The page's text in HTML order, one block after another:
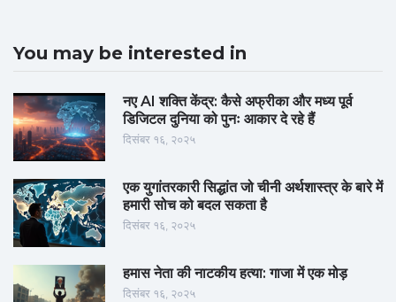
You may be interested in
नए AI शक्ति केंद्र: कैसे अफ्रीका और मध्य पूर्व
डिजिटल दुनिया को पुनः आकार दे रहे हैं
दिसंबर १६, २०२५
एक युगांतरकारी सिद्धांत जो चीनी अर्थशास्त्र के बारे में
हमारी सोच को बदल सकता है
दिसंबर १६, २०२५
हमास नेता की नाटकीय हत्या: गाजा में एक मोड़
दिसंबर १६, २०२५